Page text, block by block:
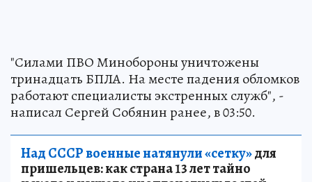
"Силами ПВО Минобороны уничтожены
тринадцать БПЛА. На месте падения обломков
работают специалисты экстренных служб", -
написал Сергей Собянин ранее, в 03:50.
Над СССР военные натянули «сетку»для
пришельцев: как страна 13 лет тайно